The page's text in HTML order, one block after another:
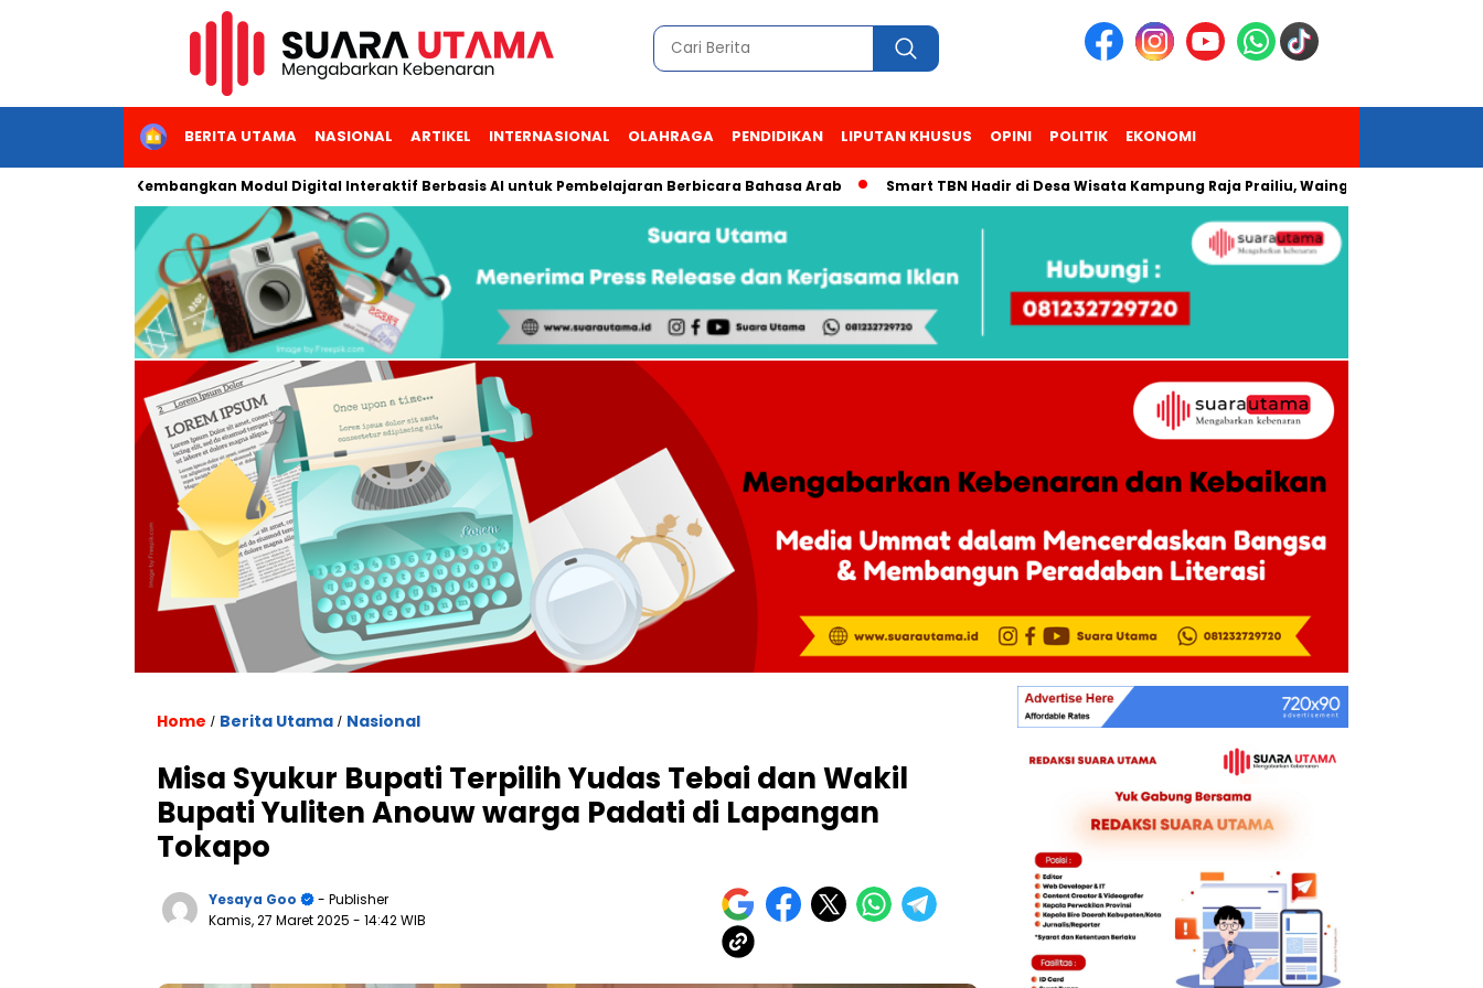
HOMEBERITA UTAMA NASIONAL ARTIKEL INTERNASIONAL OLAHRAGA PENDIDIKAN LIPUTAN KHUSUS OPINI POLITIK EKONOMI
Jakarta Kembangkan Modul Digital Interaktif Berbasis AI untuk Pembelajaran Berbicara Bahasa Arab Smart TBN Hadir di Desa Wisata Kampung Raja Prailiu, Waingapu!
Home / Berita Utama / Nasional
Misa Syukur Bupati Terpilih Yudas Tebai dan Wakil
Bupati Yuliten Anouw warga Padati di Lapangan
Tokapo
Yesaya Goo
- Publisher
Kamis, 27 Maret 2025 - 14:42 WIB